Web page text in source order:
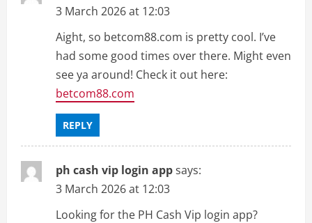
3 March 2026 at 12:03
Aight, so betcom88.com is pretty cool. I’ve
had some good times over there. Might even
see ya around! Check it out here:
betcom88.com
REPLY
ph cash vip login appsays:
3 March 2026 at 12:03
Looking for the PH Cash Vip login app?